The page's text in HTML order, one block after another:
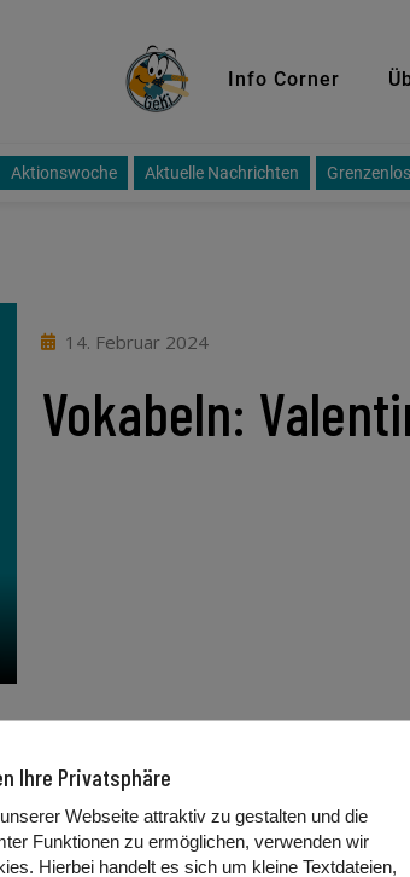
GeKi Info Corner
Aktionswoche Aktuelle Nachrichten
14. Februar 2024
Vokabeln:
Warum? Vielleicht hat die
Ihre Privatsphäre
Webseite attraktiv zu gestalten und die
Funktionen zu ermöglichen, verwenden wir
Hierbei handelt es sich um kleine Textdateien,